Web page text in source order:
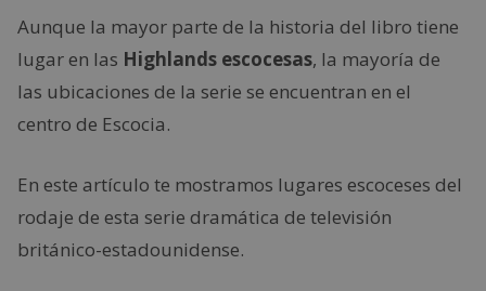
Aunque la mayor parte de la historia del libro tiene
lugar en las Highlands escocesas, la mayoría de
las ubicaciones de la serie se encuentran en el
centro de Escocia.
En este artículo te mostramos lugares escoceses del
rodaje de esta serie dramática de televisión
británico-estadounidense.